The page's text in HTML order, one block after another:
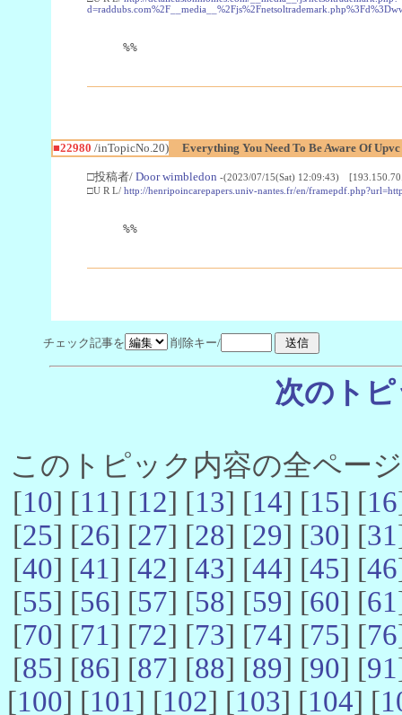
%%
■22980 /inTopicNo.20) Everything You Need To Be Aware Of
□投稿者/ Door wimbledon -(2023/07/15(Sat) 12:09:43)
□U R L/ http://henripoincarepapers.univ-nantes.fr/en/
%%
チェック記事を 削除キー/
次のト
このトピック内容の全ペー
[10] [11] [12] [13] [14] [15] [16
[25] [26] [27] [28] [29] [30] [31
[40] [41] [42] [43] [44] [45] [46
[55] [56] [57] [58] [59] [60] [61
[70] [71] [72] [73] [74] [75] [76
[85] [86] [87] [88] [89] [90] [91
[100] [101] [102] [103] [104] [